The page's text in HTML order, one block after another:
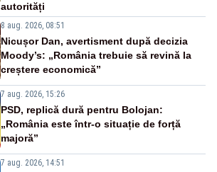
autorități
8 aug. 2026, 08:51
Nicușor Dan, avertisment după decizia
Moody’s: „România trebuie să revină la
creștere economică”
7 aug. 2026, 15:26
PSD, replică dură pentru Bolojan:
„România este într-o situație de forță
majoră”
7 aug. 2026, 14:51